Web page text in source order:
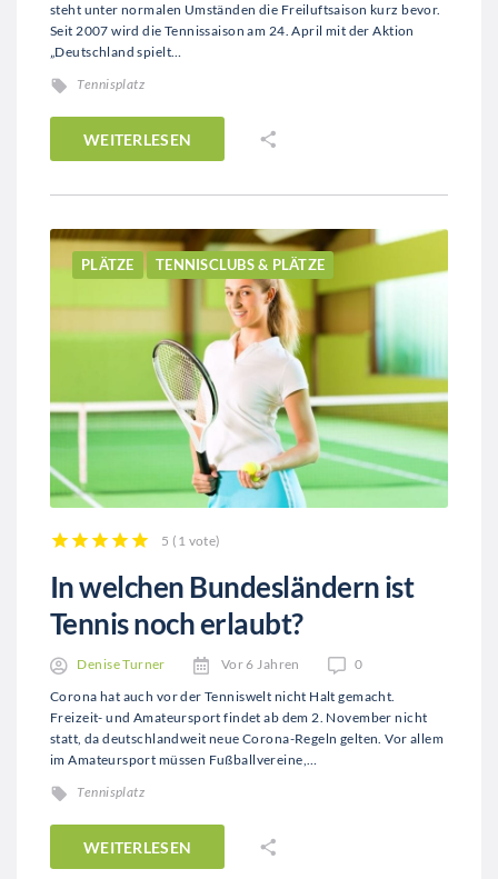
steht unter normalen Umständen die Freiluftsaison kurz bevor.
Seit 2007 wird die Tennissaison am 24. April mit der Aktion
„Deutschland spielt…
Tennisplatz
WEITERLESEN
PLÄTZE TENNISCLUBS & PLÄTZE
5 ( 1 vote)
In welchen Bundesländern ist
Tennis noch erlaubt?
Denise Turner Vor 6 Jahren
0
Corona hat auch vor der Tenniswelt nicht Halt gemacht.
Freizeit- und Amateursport findet ab dem 2. November nicht
statt, da deutschlandweit neue Corona-Regeln gelten. Vor allem
im Amateursport müssen Fußballvereine,…
Tennisplatz
WEITERLESEN